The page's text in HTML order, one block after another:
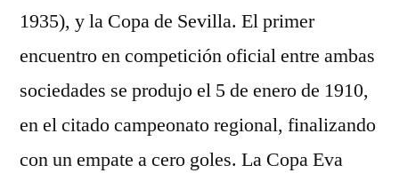
1935), y la Copa de Sevilla. El primer
encuentro en competición oficial entre ambas
sociedades se produjo el 5 de enero de 1910,
en el citado campeonato regional, finalizando
con un empate a cero goles. La Copa Eva